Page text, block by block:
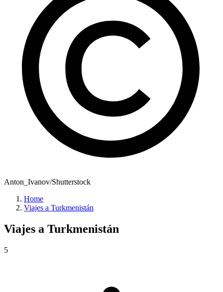
Anton_Ivanov/Shutterstock
Home
Viajes a Turkmenistán
Viajes a Turkmenistán
5